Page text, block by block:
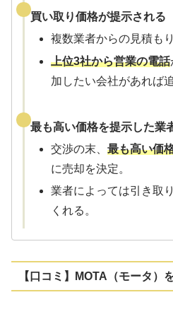
買い取り価格が提示される
複数業者からの見積も
上位3社から営業の電話
加したい会社があれば
最も高い価格を提示した業
交渉の末、最も高い価
に売却を決定。
業者によっては引き取
くれる。
【口コミ】MOTA（モータ）